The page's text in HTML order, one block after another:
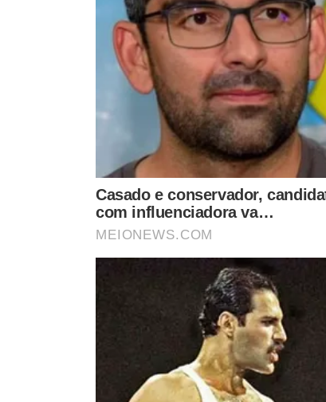
casos, o médico pode recomendar o tratamento
Anti-inflamatórios ou analgésicos , como
corpo ou dor de cabeça;
Anti-histamínicos,como loratadina, para aliviar
, como zanamivir, oseltamivir ou
gravidade dos sintomas e evitar complicações.
dentro de 48 horas após o início dos sintomas.
COMO EVITAR A H1N1 E GRIPE COMUM
- Evitar manter contato muito próximo com uma
- Lavar sempre as mãos com água e sabão e
- Sempre que possível, ter um frasco com álcool-
- Manter hábitos saudáveis, alimentar-se bem e
- Não compartilhar utensílios de uso pessoal,
- Caso haja indicação, utilizar uma máscara para
- Evitar frequentar locais fechados ou com muitas